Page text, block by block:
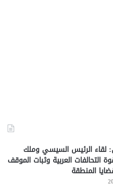
لقاء الرئيس السيسي وملك
التحالفات العربية وثبات الموقف
المنطقة